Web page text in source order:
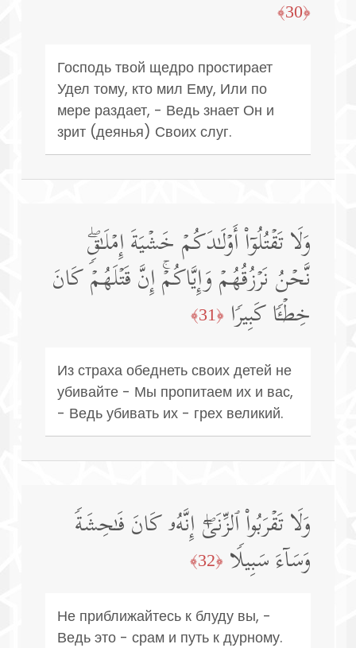
﴿30﴾
Господь твой щедро простирает
Удел тому, кто мил Ему, Или по
мере раздает, - Ведь знает Он и
зрит (деянья) Своих слуг.
وَلَا تَقۡتُلُوۤا۟ أَوۡلَـٰدَكُمۡ خَشۡیَةَ إِمۡلَـٰقࣲۖ
نَّحۡنُ نَرۡزُقُهُمۡ وَإِیَّاكُمۡۚ إِنَّ قَتۡلَهُمۡ كَانَ
خِطۡـࣰٔا كَبِیرࣰا ﴿31﴾
Из страха обеднеть своих детей не
убивайте - Мы пропитаем их и вас,
- Ведь убивать их - грех великий.
وَلَا تَقۡرَبُوا۟ ٱلزِّنَىٰۤۖ إِنَّهُۥ كَانَ فَـٰحِشَةࣰ
وَسَاۤءَ سَبِیلࣰا ﴿32﴾
Не приближайтесь к блуду вы, -
Ведь это - срам и путь к дурному.